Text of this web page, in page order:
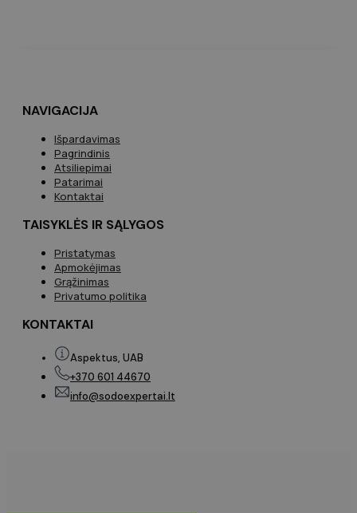
NAVIGACIJA
Išpardavimas
Pagrindinis
Atsiliepimai
Patarimai
Kontaktai
TAISYKLĖS IR SĄLYGOS
Pristatymas
Apmokėjimas
Grąžinimas
Privatumo politika
KONTAKTAI
Aspektus, UAB
+370 601 44670
info@sodoexpertai.lt